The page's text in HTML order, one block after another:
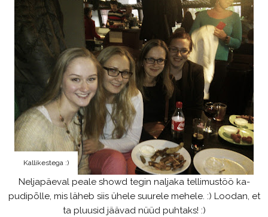
Kallikestega :)
Neljapäeval peale showd tegin naljaka tellimustöö ka-
pudipõlle, mis läheb siis ühele suurele mehele. :) Loodan, et
ta pluusid jäävad nüüd puhtaks! :)